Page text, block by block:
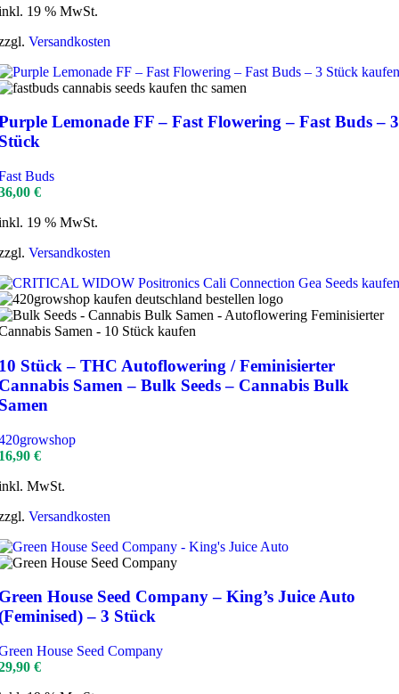
19 % MwSt.
Versandkosten
Lemonade FF – Fast Flowering – Fast Buds – 3
Buds
€
19 % MwSt.
Versandkosten
Stück – THC Autoflowering / Feminisierter
Samen – Bulk Seeds – Cannabis Bulk
€
MwSt.
Versandkosten
House Seed Company – King’s Juice Auto
– 3 Stück
House Seed Company
€